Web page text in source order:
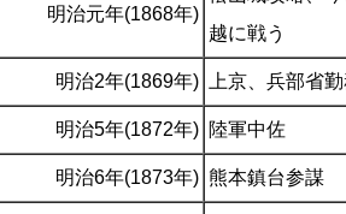
明治元年(1868年)
越に戦う
明治2年(1869年) 上京、兵部省
明治5年(1872年) 陸軍中佐
明治6年(1873年) 熊本鎮台参謀